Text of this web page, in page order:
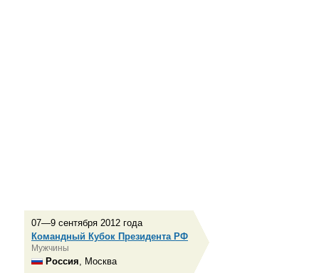
07—9 сентября 2012 года
Командный Кубок Президента РФ
Мужчины
Россия , Москва